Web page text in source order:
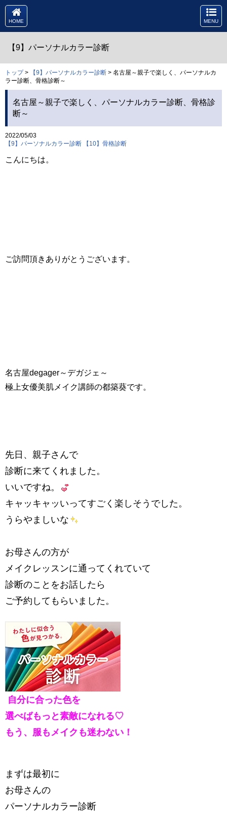
HOME MENU
【9】パーソナルカラー診断
トップ> 【9】パーソナルカラー診断 > 名古屋～親子で楽しく、パーソナルカ
ラー診断、骨格診断～
名古屋～親子で楽しく、パーソナルカラー診断、骨格診
断～
2022/05/03
【9】パーソナルカラー診断
【10】骨格診断
こんにちは。
ご訪問頂きありがとうございます。
名古屋degager～デガジェ～
極上女優美肌メイク講師の都築葵です。
先日、親子さんで
診断に来てくれました。
いいですね。
キャッキャッいってすごく楽しそうでした。
うらやましいな
お母さんの方が
メイクレッスンに通ってくれていて
診断のことをお話したら
ご予約してもらいました。
自分に合った色を
選べばもっと素敵になれる♡
もう、服もメイクも迷わない！
まずは最初に
お母さんの
パーソナルカラー診断